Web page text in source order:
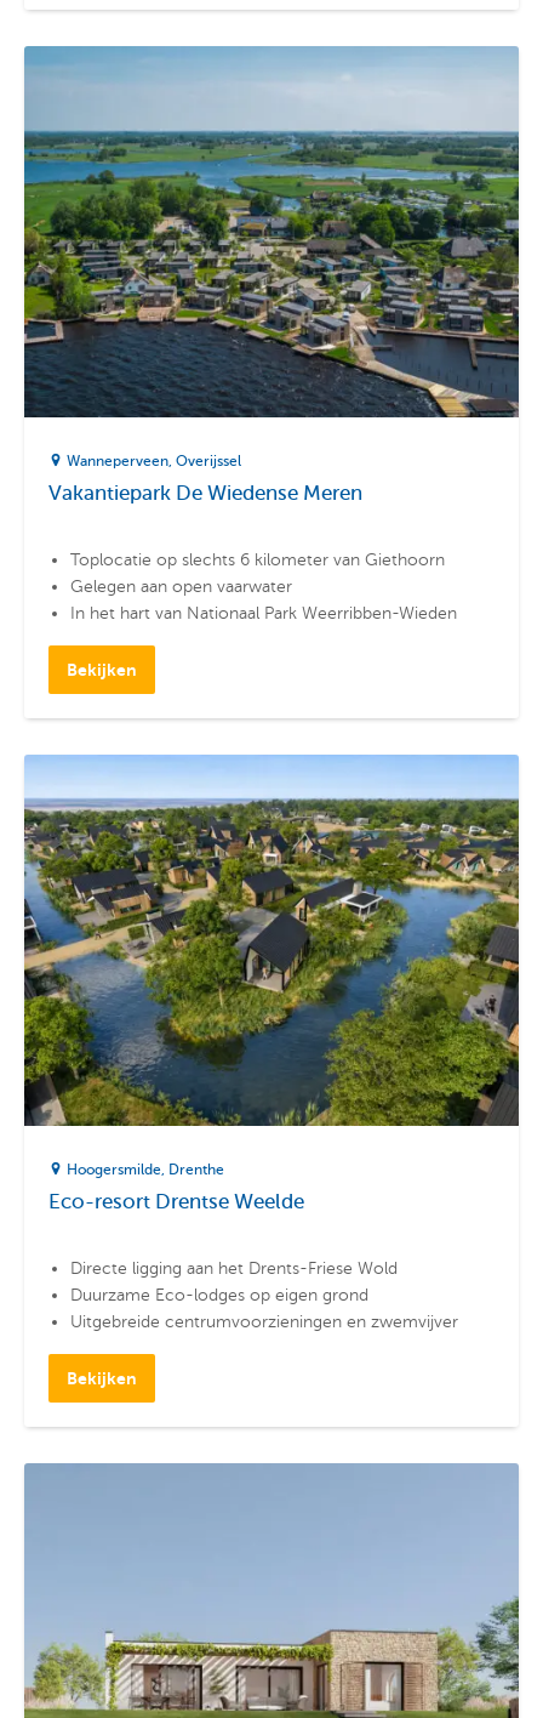
Wanneperveen Overijssel
Vakantiepark De Wiedense Meren
Toplocatie op slechts 6 kilometer van Giethoorn
Gelegen aan open vaarwater
In het hart van Nationaal Park Weerribben-Wieden
Bekijken
Hoogersmilde Drenthe
Eco-resort Drentse Weelde
Directe ligging aan het Drents-Friese Wold
Duurzame Eco-lodges op eigen grond
Uitgebreide centrumvoorzieningen en zwemvijver
Bekijken